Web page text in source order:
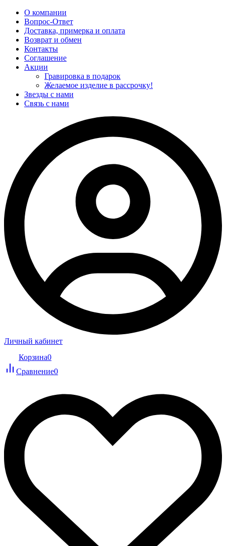
О компании
Вопрос-Ответ
Доставка, примерка и оплата
Возврат и обмен
Контакты
Соглашение
Акции
Гравировка в подарок
Желаемое изделие в рассрочку!
Звезды с нами
Связь с нами
Личный кабинет
Корзина0
Сравнение0